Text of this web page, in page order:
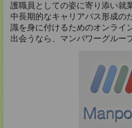
護職員としての姿に寄り添い就
中長期的なキャリアパス形成の
識を身に付けるためのオンライ
出会うなら、マンパワーグルー